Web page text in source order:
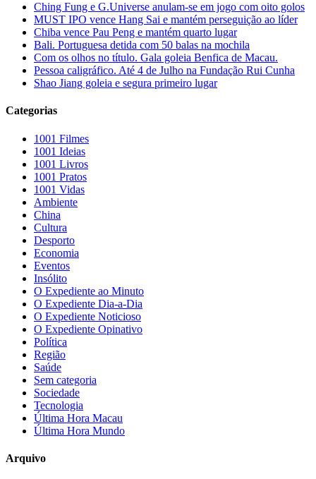
Ching Fung e G.Universe anulam-se em jogo com oito golos
MUST IPO vence Hang Sai e mantém perseguição ao líder
Chiba vence Pau Peng e mantém quarto lugar
Bali. Portuguesa detida com 50 balas na mochila
Com os olhos no título. Gala goleia Benfica de Macau.
Pessoa caligráfico. Até 4 de Julho na Fundação Rui Cunha
Shao Jiang goleia e segura primeiro lugar
Categorias
1001 Filmes
1001 Ideias
1001 Livros
1001 Pratos
1001 Vidas
Ambiente
China
Cultura
Desporto
Economia
Eventos
Insólito
O Expediente ao Minuto
O Expediente Dia-a-Dia
O Expediente Noticioso
O Expediente Opinativo
Política
Região
Saúde
Sem categoria
Sociedade
Tecnologia
Última Hora Macau
Última Hora Mundo
Arquivo